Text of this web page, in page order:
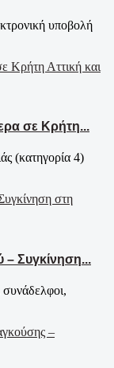
υποβολή
σε Κρήτη...
(κατηγορία 4)
– Συγκίνηση...
συνάδελφοι,